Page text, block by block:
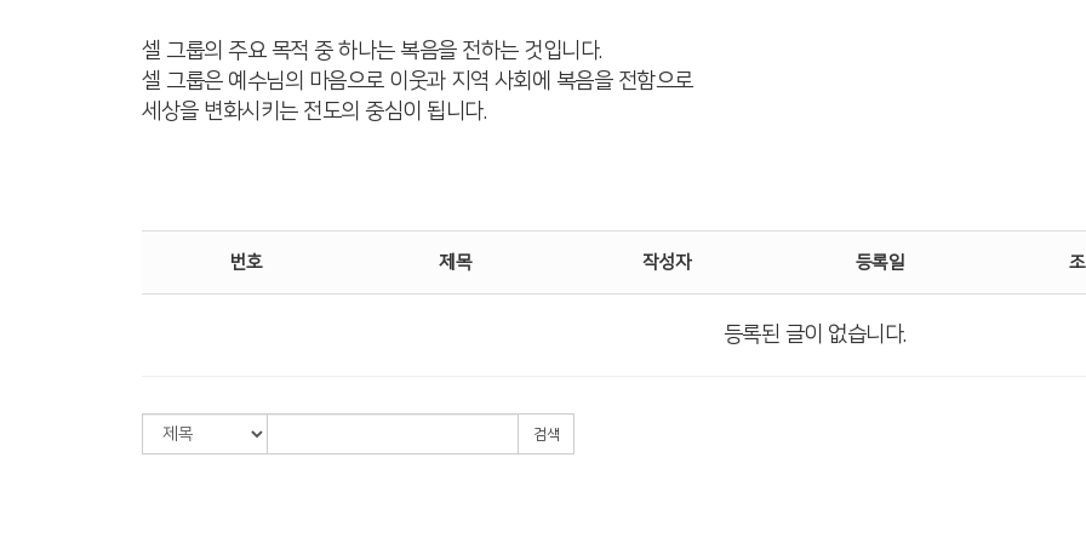
셀 그룹의 주요 목적 중 하나는 복음을 전하는 것입니다.
셀 그룹은 예수님의 마음으로 이웃과 지역 사회에 복음을 전함으로
세상을 변화시키는 전도의 중심이 됩니다.
번호 제목 작성자 등록일
등록된 글이 없습니다.
검색